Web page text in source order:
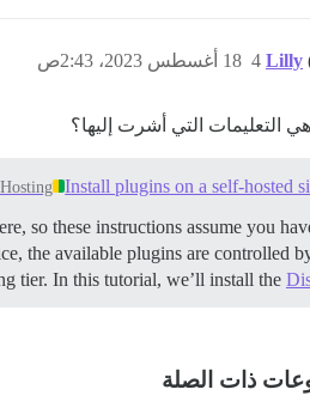
Lilly 18 أغسطس 2023، 2:43ص 4
التعليمات التي أشرت إليها؟
Install plugins on a self-hosted
the available plugins are controlled
tier. In this tutorial, we’ll install the
ذات الصلة